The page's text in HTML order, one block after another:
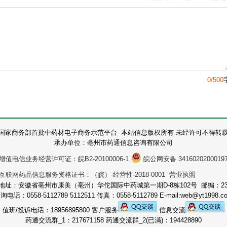
0/500
家商务部首批中药材电子商务示范平台 本站信息版权所有 未经许可不得转
承办单位：亳州市药通信息咨询有限公司
值电信业务经营许可证：皖B2-20100006-1 皖公网安备
联网药品信息服务资格证书：（皖）-经营性-2018-0001 营业执照
址：安徽省亳州市康美（亳州）华佗国际中药城第一期D-8栋102号 邮编：
电话：0558-5112789 5112511 传真：0558-5112789 E-
值班/投诉电话：18956895800 客户服务
信息交流
药通交流群_1：217671158 药通交流群_2(已满)：194428890